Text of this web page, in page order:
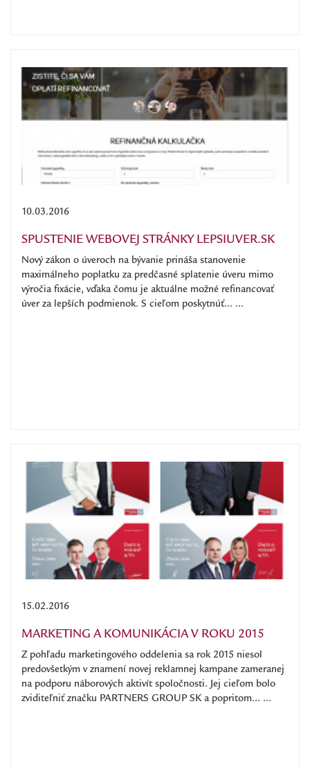
10.03.2016
SPUSTENIE WEBOVEJ STRÁNKY LEPSIUVER.SK
Nový zákon o úveroch na bývanie prináša stanovenie
maximálneho poplatku za predčasné splatenie úveru mimo
výročia fixácie, vďaka čomu je aktuálne možné refinancovať
úver za lepších podmienok. S cieľom poskytnúť... ...
15.02.2016
MARKETING A KOMUNIKÁCIA V ROKU 2015
Z pohľadu marketingového oddelenia sa rok 2015 niesol
predovšetkým v znamení novej reklamnej kampane zameranej
na podporu náborových aktivít spoločnosti. Jej cieľom bolo
zviditeľniť značku PARTNERS GROUP SK a popritom... ...